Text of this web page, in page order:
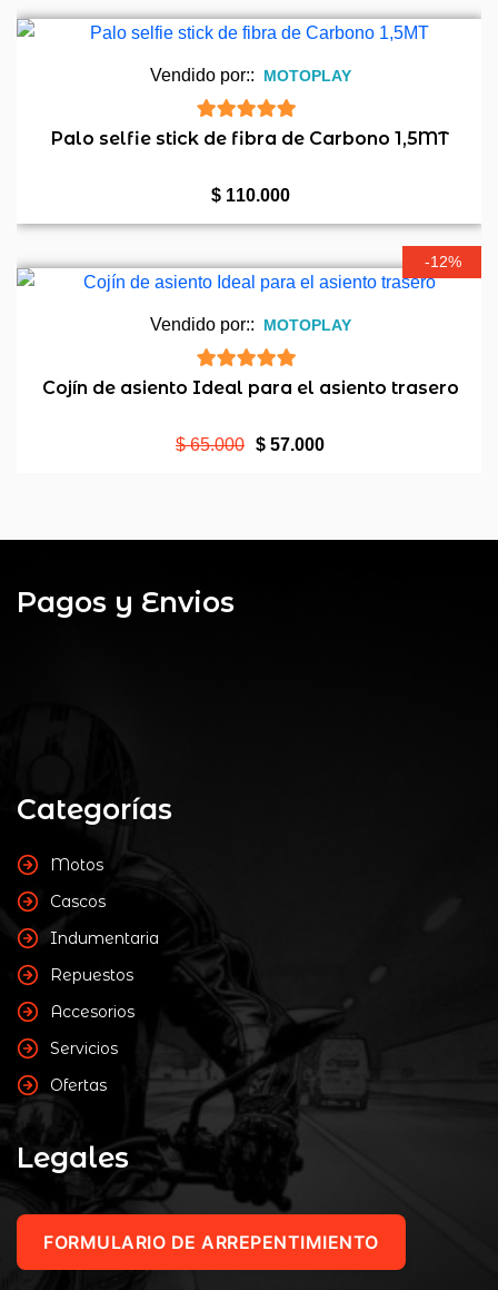
Vendido por:: MOTOPLAY
5de 5
Palo selfie stick de fibra de Carbono 1,5MT
$110.000
-12%
Vendido por:: MOTOPLAY
5de 5
Cojín de asiento Ideal para el asiento trasero
$65.000 El
$ 57.000El
Pagos y Envios
Categorías
Motos
Cascos
Indumentaria
Repuestos
Accesorios
Servicios
Ofertas
Legales
FORMULARIO DE ARREPENTIMIENTO